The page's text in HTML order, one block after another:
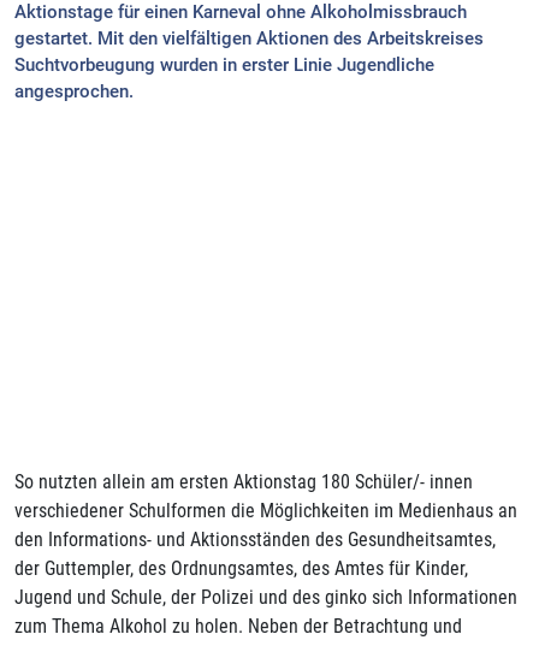
Aktionstage für einen Karneval ohne Alkoholmissbrauch
gestartet. Mit den vielfältigen Aktionen des Arbeitskreises
Suchtvorbeugung wurden in erster Linie Jugendliche
angesprochen.
So nutzten allein am ersten Aktionstag 180 Schüler/- innen
verschiedener Schulformen die Möglichkeiten im Medienhaus an
den Informations- und Aktionsständen des Gesundheitsamtes,
der Guttempler, des Ordnungsamtes, des Amtes für Kinder,
Jugend und Schule, der Polizei und des ginko sich Informationen
zum Thema Alkohol zu holen. Neben der Betrachtung und